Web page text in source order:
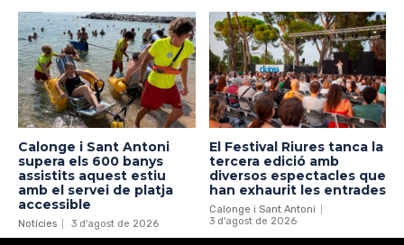
Calonge i Sant Antoni
supera els 600 banys
assistits aquest estiu
amb el servei de platja
accessible
Notícies 3 d'agost de 2026
El Festival Riures tanca la
tercera edició amb
diversos espectacles que
han exhaurit les entrades
Calonge i Sant Antoni
3 d'agost de 2026